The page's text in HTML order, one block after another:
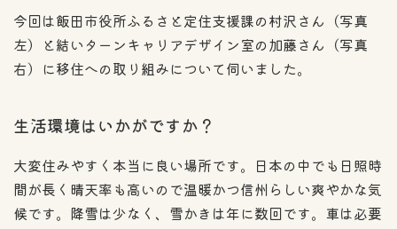
今回は飯田市役所ふるさと定住支援課の村沢さん（写真
左）と結いターンキャリアデザイン室の加藤さん（写真
右）に移住への取り組みについて伺いました。
生活環境はいかがですか？
大変住みやすく本当に良い場所です。日本の中でも日照時
間が長く晴天率も高いので温暖かつ信州らしい爽やかな気
候です。降雪は少なく、雪かきは年に数回です。車は必要